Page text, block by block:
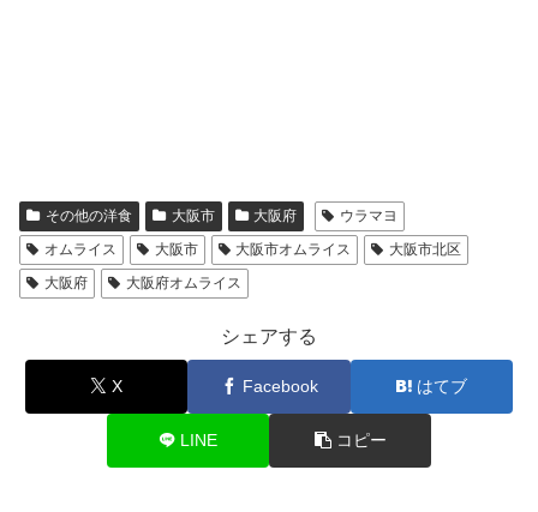
その他の洋食 大阪市 大阪府
ウラマヨ
オムライス
大阪市 大阪市オムライス
大阪市北区
大阪府
大阪府オムライス
シェアする
X Facebook はてブ
LINE コピー